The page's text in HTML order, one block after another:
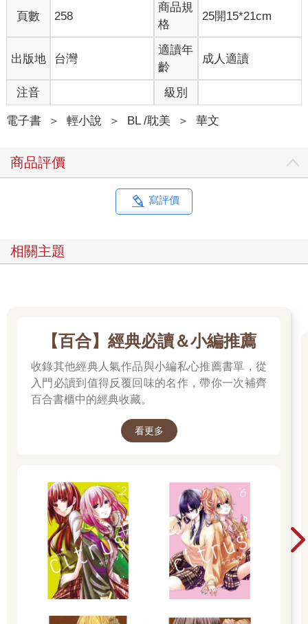
頁數 258
商品規
格
25開15*21cm
出版地 台灣
適讀年
齡
成人適讀
注音 級別
電子書 ＞ 輕小說 ＞ BL /耽美 ＞ 華文
商品評價
寫評價
相關主題
【百合】經典必讀＆小編推薦
收錄其他經典人氣作品與小編私心推薦書單，從
入門必讀到值得反覆回味的名作，帶你一次補齊
百合書櫃中的經典收藏。
看更多